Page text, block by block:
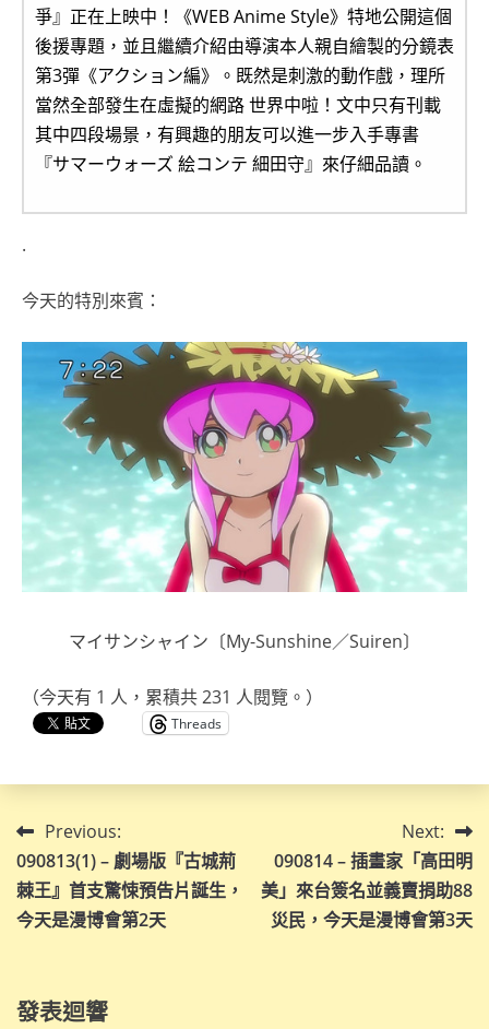
爭』正在上映中！《WEB Anime Style》特地公開這個
後援專題，並且繼續介紹由導演本人親自繪製的分鏡表
第3彈《アクション編》。既然是刺激的動作戲，理所
當然全部發生在虛擬的網路 世界中啦！文中只有刊載
其中四段場景，有興趣的朋友可以進一步入手專書
『サマーウォーズ 絵コンテ 細田守』來仔細品讀。
.
今天的特別來賓：
マイサンシャイン〔My-Sunshine／Suiren〕
（今天有 1 人，累積共 231 人閱覽。）
Threads
文
章
導
Previous:
090813(1) – 劇場版『古城荊
棘王』首支驚悚預告片誕生，
今天是漫博會第2天
Next:
090814 – 插畫家「高田明
美」來台簽名並義賣捐助88
災民，今天是漫博會第3天
發表迴響